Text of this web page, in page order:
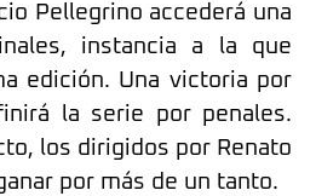
Pellegrino accederá una
instancia a la que
edición. Una victoria por
la serie por penales.
los dirigidos por Renato
por más de un tanto.